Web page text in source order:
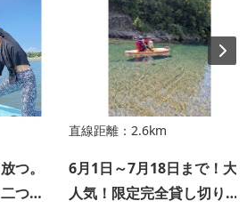
つ。
つの
直線距離：2.6km
6月1日～7月18日まで！大
人気！限定完全貸し切りド